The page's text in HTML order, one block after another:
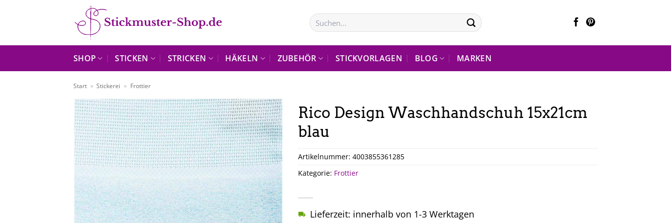
Suchen
nach:
SHOP STICKEN STRICKEN HÄKELN ZUBEHÖR STICKVORLAGEN BLOG MARKEN
Start » Stickerei » Frottier
Rico Design Waschhandschuh 15x21cm
blau
Lieferzeit: innerhalb von 1-3 Werktagen
Artikelnummer: 4003855361285
Kategorie: Frottier